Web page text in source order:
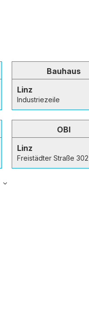
Bauhaus
Linz
Industriezeile
OBI
Linz
Freistädter Straße 302